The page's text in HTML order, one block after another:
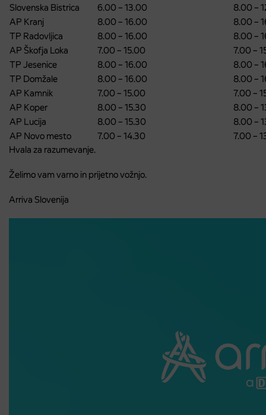
Slovenska Bistrica
6.00 – 13.00
8.00 –
AP Kranj
8.00 – 16.00
8.00 –
TP Radovljica
8.00 – 16.00
8.00 –
AP Škofja Loka
7.00 – 15.00
7.00 –
TP Jesenice
8.00 – 16.00
8.00 –
TP Domžale
8.00 – 16.00
8.00 –
AP Kamnik
7.00 – 15.00
7.00 –
AP Koper
8.00 – 15.30
8.00 –
AP Lucija
8.00 – 15.30
8.00 –
AP Novo mesto
7.00 – 14.30
7.00 –
Hvala za razumevanje.
Želimo vam varno in prijetno vožnjo.
Arriva Slovenija